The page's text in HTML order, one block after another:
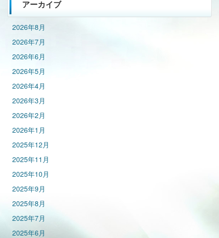
アーカイブ
2026年8月
2026年7月
2026年6月
2026年5月
2026年4月
2026年3月
2026年2月
2026年1月
2025年12月
2025年11月
2025年10月
2025年9月
2025年8月
2025年7月
2025年6月